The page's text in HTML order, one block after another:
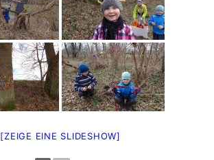
[ZEIGE EINE SLIDESHOW]